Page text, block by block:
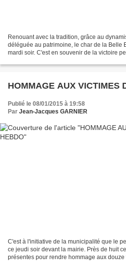
Renouant avec la tradition, grâce au
déléguée au patrimoine, le char de la Belle
mardi soir. C'est en souvenir de la victoire
HOMMAGE AUX VICTIMES
Publié le 08/01/2015 à 19:58
Par Jean-Jacques GARNIER
C'est à l'initiative de la municipalité que le
ce jeudi soir devant la mairie. Près de huit
présentes pour rendre hommage aux